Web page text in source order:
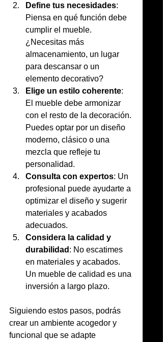
Define tus necesidades:
Piensa en qué función debe
cumplir el mueble.
¿Necesitas más
almacenamiento, un lugar
para descansar o un
elemento decorativo?
Elige un estilo coherente:
El mueble debe armonizar
con el resto de la decoración.
Puedes optar por un diseño
moderno, clásico o una
mezcla que refleje tu
personalidad.
Consulta con expertos: Un
profesional puede ayudarte a
optimizar el diseño y sugerir
materiales y acabados
adecuados.
Considera la calidad y
durabilidad : No escatimes
en materiales y acabados.
Un mueble de calidad es una
inversión a largo plazo.
Siguiendo estos pasos, podrás
crear un ambiente acogedor y
funcional que se adapte